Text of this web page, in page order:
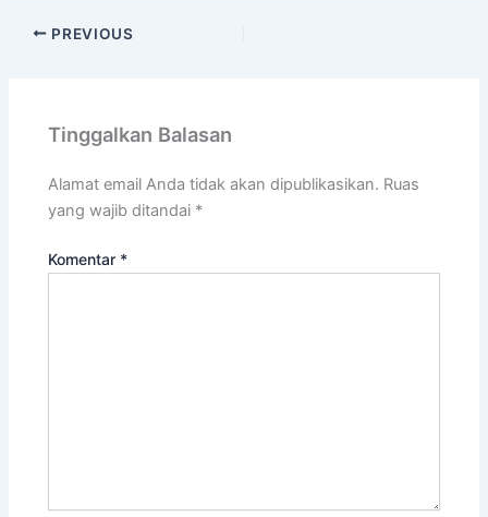
PREVIOUS
Tinggalkan Balasan
Alamat email Anda tidak akan dipublikasikan. Ruas
yang wajib ditandai *
Komentar *